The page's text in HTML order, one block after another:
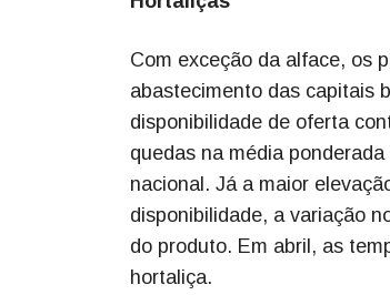
Com exceção da alface, os
abastecimento das capitais
disponibilidade de oferta
quedas na média
nacional. Já a maior
disponibilidade, a variação
do produto. Em abril, as
hortaliça.